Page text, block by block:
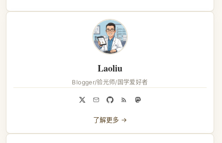
Laoliu
Blogger/验光师/国学爱好者
了解更多 →